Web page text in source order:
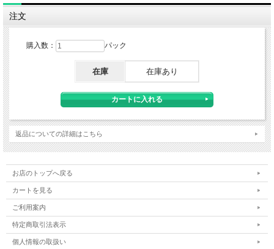
注文
購入数： パック
在庫 在庫あり
返品についての詳細はこちら
お店のトップへ戻る
カートを見る
ご利用案内
特定商取引法表示
個人情報の取扱い